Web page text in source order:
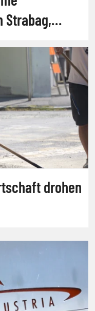
Strabag,
drohen